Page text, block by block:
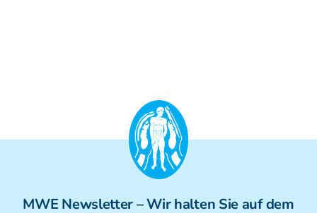
MWE Newsletter– Wir halten Sie auf dem